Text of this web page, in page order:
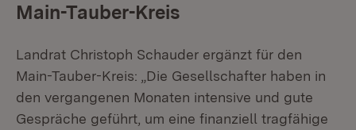
Main-Tauber-Kreis
Landrat Christoph Schauder ergänzt für den
Main-Tauber-Kreis: „Die Gesellschafter haben in
den vergangenen Monaten intensive und gute
Gespräche geführt, um eine finanziell tragfähige